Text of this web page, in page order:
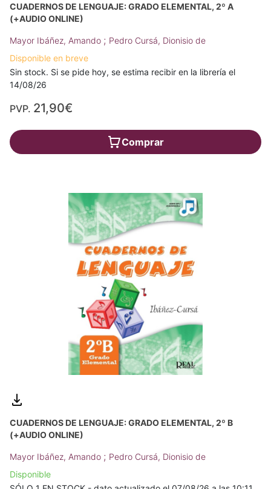
CUADERNOS DE LENGUAJE: GRADO ELEMENTAL, 2º A
(+AUDIO ONLINE)
Mayor Ibáñez, Amando ; Pedro Cursá, Dionisio de
Disponible en breve
Sin stock. Si se pide hoy, se estima recibir en la librería el
14/08/26
PVP. 21,90€
Comprar
CUADERNOS DE LENGUAJE: GRADO ELEMENTAL, 2º B
(+AUDIO ONLINE)
Mayor Ibáñez, Amando ; Pedro Cursá, Dionisio de
Disponible